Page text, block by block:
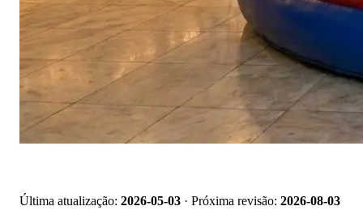
Última atualização: 2026-05-03 · Próxima revisão: 2026-08-03